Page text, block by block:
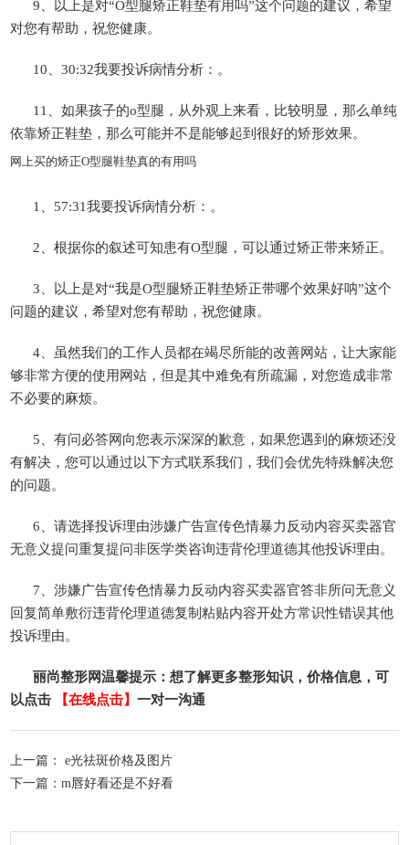
9、以上是对“O型腿矫正鞋垫有用吗”这个问题的建议，希望
对您有帮助，祝您健康。
10、30:32我要投诉病情分析：。
11、如果孩子的o型腿，从外观上来看，比较明显，那么单纯
依靠矫正鞋垫，那么可能并不是能够起到很好的矫形效果。
网上买的矫正O型腿鞋垫真的有用吗
1、57:31我要投诉病情分析：。
2、根据你的叙述可知患有O型腿，可以通过矫正带来矫正。
3、以上是对“我是O型腿矫正鞋垫矫正带哪个效果好呐”这个
问题的建议，希望对您有帮助，祝您健康。
4、虽然我们的工作人员都在竭尽所能的改善网站，让大家能
够非常方便的使用网站，但是其中难免有所疏漏，对您造成非常
不必要的麻烦。
5、有问必答网向您表示深深的歉意，如果您遇到的麻烦还没
有解决，您可以通过以下方式联系我们，我们会优先特殊解决您
的问题。
6、请选择投诉理由涉嫌广告宣传色情暴力反动内容买卖器官
无意义提问重复提问非医学类咨询违背伦理道德其他投诉理由。
7、涉嫌广告宣传色情暴力反动内容买卖器官答非所问无意义
回复简单敷衍违背伦理道德复制粘贴内容开处方常识性错误其他
投诉理由。
丽尚整形网温馨提示：想了解更多整形知识，价格信息，可
以点击
【在线点击】一对一沟通
上一篇：
e光祛斑价格及图片
下一篇：m唇好看还是不好看